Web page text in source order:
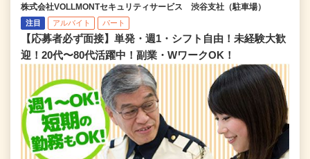
株式会社VOLLMONTセキュリティサービス 渋谷支社（駐車場）
注目 アルバイト パート
【応募者必ず面接】単発・週1・シフト自由！未経験大歓
迎！20代〜80代活躍中！副業・WワークOK！